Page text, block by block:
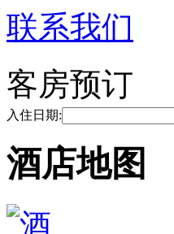
联系我们
客房预订
入住日期:
酒店地图